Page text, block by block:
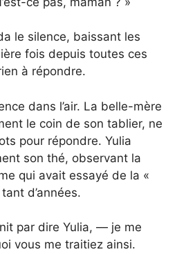
le silence, baissant les
fois depuis toutes ces
à répondre.
dans l’air. La belle-mère
le coin de son tablier, ne
pour répondre. Yulia
son thé, observant la
qui avait essayé de la «
d’années.
par dire Yulia, — je me
vous me traitiez ainsi.